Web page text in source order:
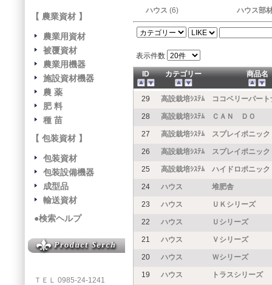
【 農業資材 】
農業用資材
被覆資材
農業用機器
施設資材機器
農 薬
肥 料
種 苗
【 包装資材 】
包装資材
包装設備機器
成型品
輸送資材
●検索ヘルプ
ＴＥＬ 0985-24-1241
ハウス (6) ハウス部
表示件数
ID カテゴリー 商品名
29 高設栽培ｼｽﾃﾑ ココベリーパート
28 高設栽培ｼｽﾃﾑ ＣＡＮ ＤＯ
27 高設栽培ｼｽﾃﾑ スプレイポニック
26 高設栽培ｼｽﾃﾑ スプレイポニック
25 高設栽培ｼｽﾃﾑ ハイドロポニック
24 ハウス 堆肥舎
23 ハウス ＵＫシリーズ
22 ハウス Ｕシリーズ
21 ハウス Ｖシリーズ
20 ハウス Ｗシリーズ
19 ハウス トラスシリーズ